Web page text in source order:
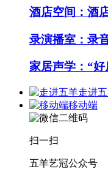
酒店空间：酒
录演播室：录
家居声学：“
走进
移动端
扫一扫
五羊艺冠公众号